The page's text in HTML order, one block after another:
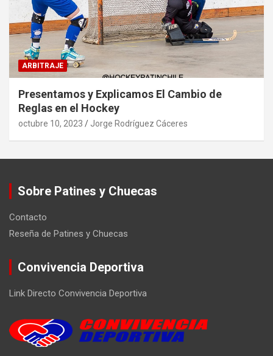
ARBITRAJE
Presentamos y Explicamos El Cambio de
Reglas en el Hockey
octubre 10, 2023 Jorge Rodríguez Cáceres
Sobre Patines y Chuecas
Contacto
Reseña de Patines y Chuecas
Convivencia Deportiva
Link Directo Convivencia Deportiva